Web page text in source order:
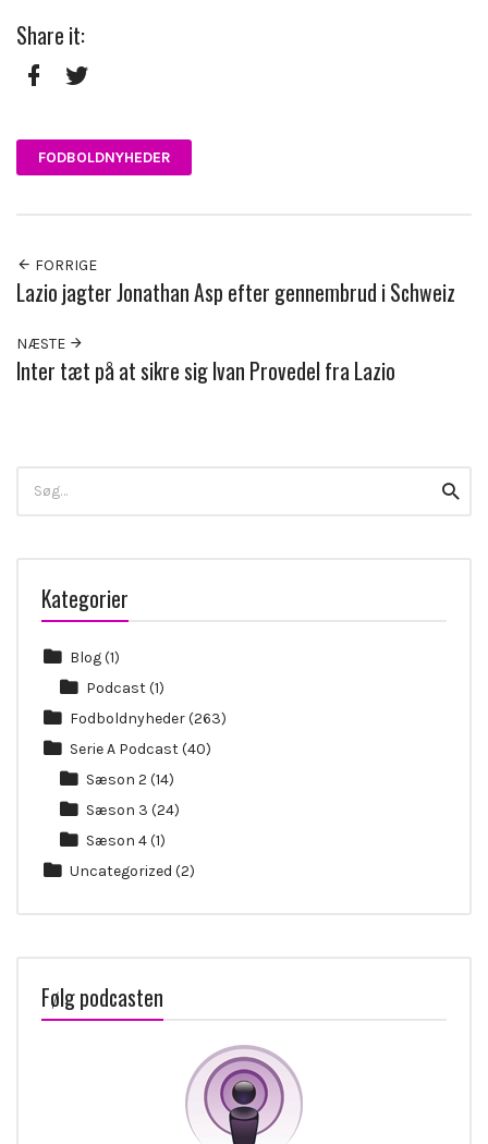
Share it:
FODBOLDNYHEDER
FORRIGE
Lazio jagter Jonathan Asp efter gennembrud i Schweiz
NÆSTE
Inter tæt på at sikre sig Ivan Provedel fra Lazio
for:
Kategorier
Blog(1)
Podcast(1)
Fodboldnyheder(263)
Serie A Podcast(40)
Sæson 2 (14)
Sæson 3 (24)
Sæson 4(1)
Uncategorized (2)
Følg podcasten